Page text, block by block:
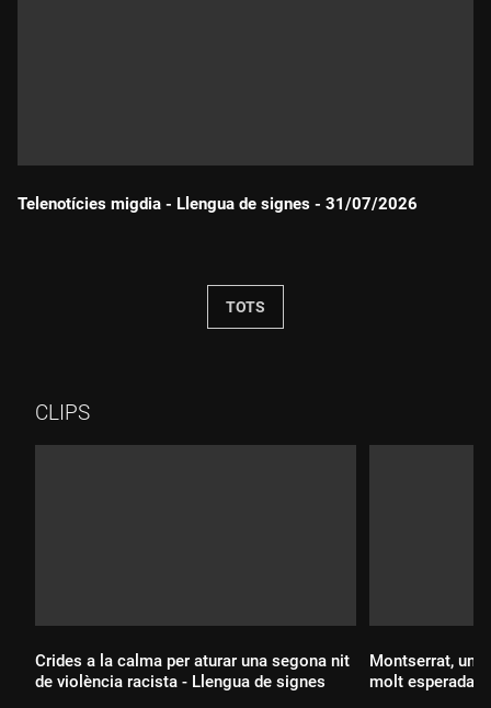
Telenotícies migdia - Llengua de signes - 31/07/2026
TOTS
CLIPS
Crides a la calma per aturar una segona nit
de violència racista - Llengua de signes
Montserrat, una
molt esperada -